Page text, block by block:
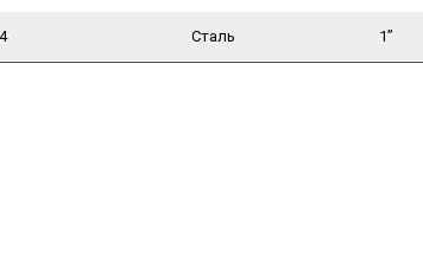
4 Сталь 1”